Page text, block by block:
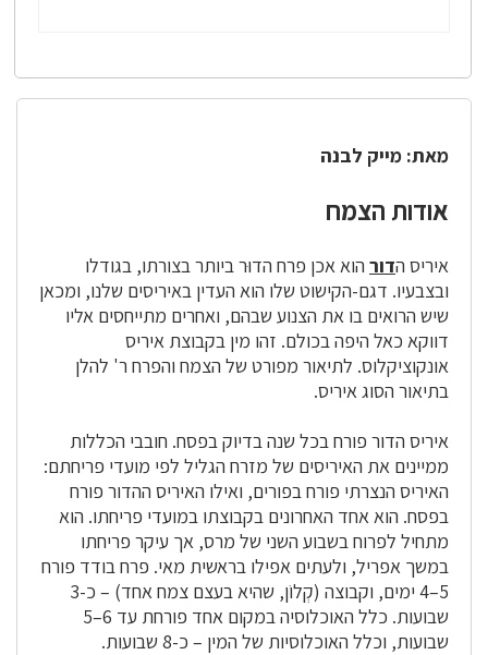
מאת: מייק לבנה
אודות הצמח
איריס הדור הוא אכן פרח הדוּר ביותר בצורתו, בגודלו
ובצבעיו. דגם-הקישוט שלו הוא העדין באיריסים שלנו, ומכאן
שיש הרואים בו את הצנוע שבהם, ואחרים מתייחסים אליו
דווקא כאל היפה בכולם. זהו מין בקבוצת איריס
אונקוציקלוס. לתיאור מפורט של הצמח והפרח ר' להלן
בתיאור הסוג איריס.
איריס הדור פורח בכל שנה בדיוק בפסח. חובבי הכללות
ממיינים את האיריסים של מזרח הגליל לפי מועדי פריחתם:
האיריס הנצרתי פורח בפורים, ואילו האיריס ההדור פורח
בפסח. הוא אחד האחרונים בקבוצתו במועדי פריחתו. הוא
מתחיל לפרוח בשבוע השני של מרס, אך עיקר פריחתו
במשך אפריל, ולעתים אפילו בראשית מאי. פרח בודד פורח
5–4 ימים, וקבוצה (קְלוֹן, שהיא בעצם צמח אחד) – כ-3
שבועות. כלל האוכלוסיה במקום אחד פורחת עד 6–5
שבועות, וכלל האוכלוסיות של המין – כ-8 שבועות.